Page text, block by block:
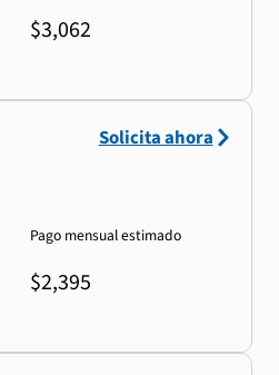
$3,062
Pago mensual estimado
$2,395
Solicita ahora